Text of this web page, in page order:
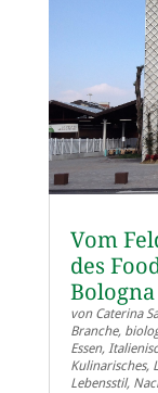
Vom
des
Bologna
von Caterina
Branche,
Essen,
Kulinarisches,
Lebensstil,